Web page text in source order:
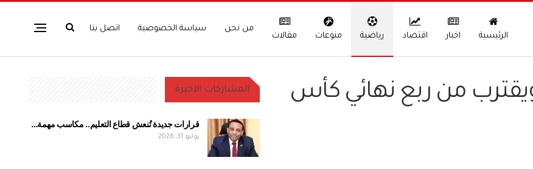
الرئيسية اخبار اقتصاد رياضية منوعات مقالات
من نحن سياسة الخصوصية اتصل بنا
من ربع نهائي كأس
المشاركات الاخيرة
قرارات جديدة تُنعش قطاع التعليم.. مكاسب مهمة…
يوليو 31, 2026